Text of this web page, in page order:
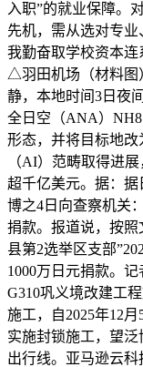
入职”的就业保障。
先机，需从选对专
我勤奋取学校资本连
△羽田机场（材料图
静，本地时间3日夜
全日空（ANA）
形态，并将目标地
（AI）范畴取得进
超千亿美元。据：
博之4日向查察机关
捐款。报道说，按照
县第2选举区支部
1000万日元捐款。
G310巩义境改建工
施工，自2025年12
实施封锁施工，望
出行线。亚马逊云科